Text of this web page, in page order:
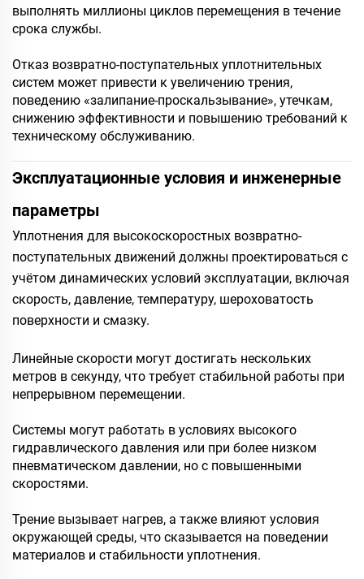
выполнять миллионы циклов перемещения в течение
срока службы.
Отказ возвратно-поступательных уплотнительных
систем может привести к увеличению трения,
поведению «залипание-проскальзывание», утечкам,
снижению эффективности и повышению требований к
техническому обслуживанию.
Эксплуатационные условия и инженерные
параметры
Уплотнения для высокоскоростных возвратно-
поступательных движений должны проектироваться с
учётом динамических условий эксплуатации, включая
скорость, давление, температуру, шероховатость
поверхности и смазку.
Линейные скорости могут достигать нескольких
метров в секунду, что требует стабильной работы при
непрерывном перемещении.
Системы могут работать в условиях высокого
гидравлического давления или при более низком
пневматическом давлении, но с повышенными
скоростями.
Трение вызывает нагрев, а также влияют условия
окружающей среды, что сказывается на поведении
материалов и стабильности уплотнения.